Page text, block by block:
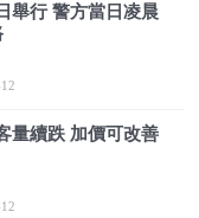
舉行 警方當日凌晨
量續跌 加價可改善